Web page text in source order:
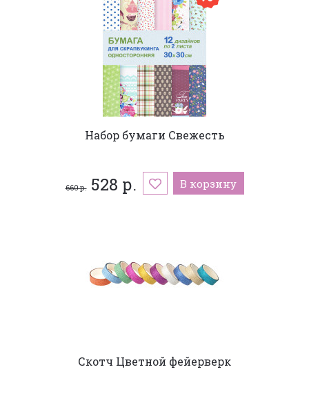
Набор бумаги Свежесть
660 р.528 р. В корзину
Скотч Цветной фейерверк